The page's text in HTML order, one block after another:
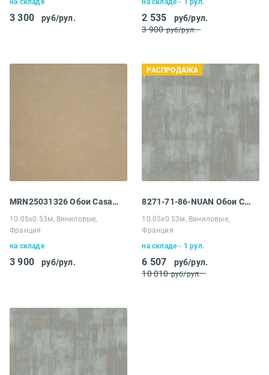
на складе
3 300 руб/рул.
на складе - 1 рул.
2 535
руб/рул.
3 900 руб/рул.
MRN25031326 Обои Casadeco Marina
10.05х0.53м, Виниловые,
Франция
на складе
3 900 руб/рул.
РАСПРОДАЖА
8271-71-86-NUAN Обои Casadeco Nuances
10.05х0.53м, Виниловые,
Франция
на складе - 1 рул.
6 507
руб/рул.
10 010 руб/рул.